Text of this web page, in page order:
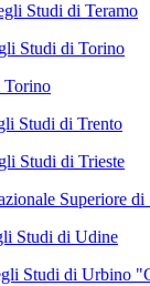
Studi di Teramo
Studi di Torino
Torino
Studi di Trento
Studi di Trieste
Superiore
Studi di Udine
Studi di Urbino